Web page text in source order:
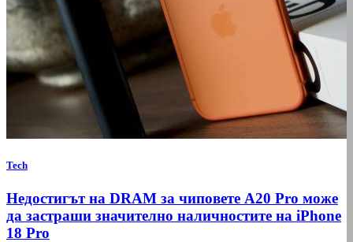
Tech
Недостигът на DRAM за чиповете A20 Pro може
да застраши значително наличностите на iPhone
18 Pro